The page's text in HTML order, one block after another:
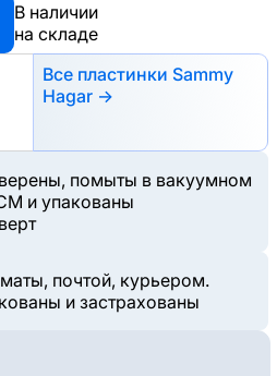
В наличии
на складе
Все пластинки Sammy
Hagar →
помыты в вакуумном
и упакованы
почтой, курьером.
и застрахованы